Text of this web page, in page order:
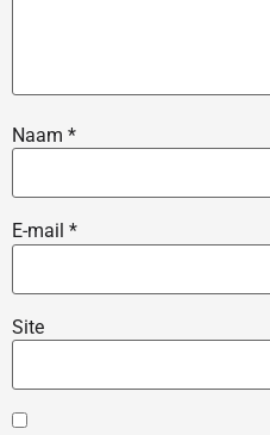
Naam *
E-mail *
Site